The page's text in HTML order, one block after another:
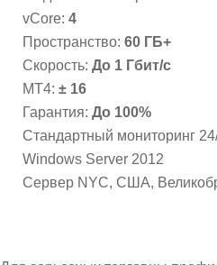
vCore: 4
Пространство: 60 ГБ+
Скорость: До 1 Гбит/с
MT4: ± 16
Гарантия: До 100%
Стандартный мониторинг
Windows Server 2012
Сервер NYC, США,